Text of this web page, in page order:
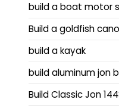
build a boat motor
Build a goldfish
build a kayak
build aluminum jon
Build Classic Jon